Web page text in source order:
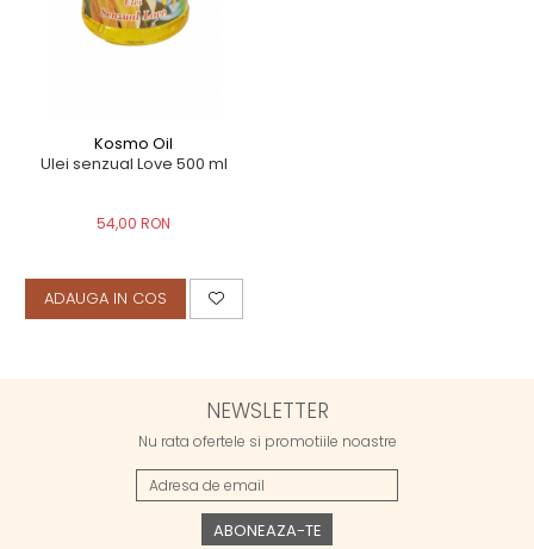
Kosmo Oil
Ulei senzual Love 500 ml
54,00 RON
ADAUGA IN COS
NEWSLETTER
Nu rata ofertele si promotiile noastre